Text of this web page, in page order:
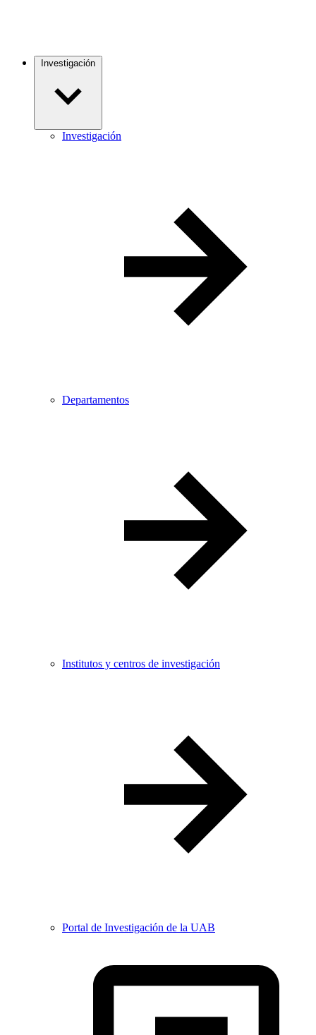
Investigación
Investigación
Departamentos
Institutos y centros de investigación
Portal de Investigación de la UAB